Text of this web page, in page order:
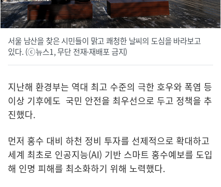
서울 남산을 찾은 시민들이 맑고 쾌청한 날씨의 도심을 바라보고
있다. (ⓒ뉴스1, 무단 전재-재배포 금지)
지난해 환경부는 역대 최고 수준의 극한 호우와 폭염 등
이상 기후에도 국민 안전을 최우선으로 두고 정책을 추
진했다.
먼저 홍수 대비 하천 정비 투자를 선제적으로 확대하고
세계 최초로 인공지능(AI) 기반 스마트 홍수예보를 도입
해 인명 피해를 최소화하기 위해 노력했다.